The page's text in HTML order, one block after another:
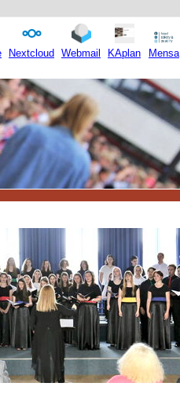
Nextcloud Webmail KAplan Mensa